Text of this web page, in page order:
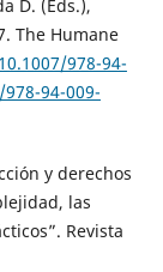
D. (Eds.),
The Humane
978-94-
94-009-
y derechos
las
Revista